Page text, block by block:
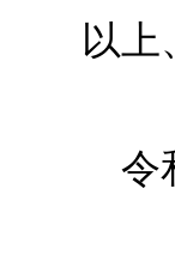
以上
令和